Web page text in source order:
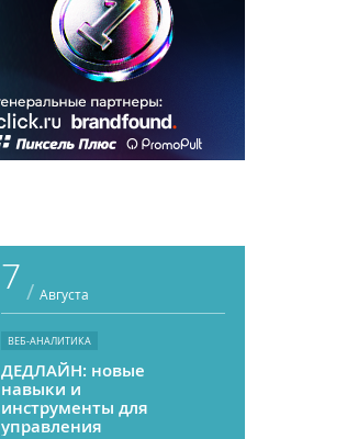
7 / Августа
ВЕБ-АНАЛИТИКА
ДЕДЛАЙН: новые
навыки и
инструменты для
управления